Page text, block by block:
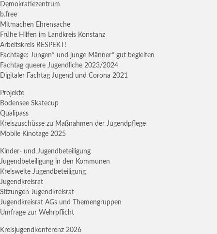
Demokratiezentrum
b.free
Mitmachen Ehrensache
Frühe Hilfen im Landkreis Konstanz
Arbeitskreis RESPEKT!
Fachtage: Jungen* und junge Männer* gut begleiten
Fachtag queere Jugendliche 2023/2024
Digitaler Fachtag Jugend und Corona 2021
Projekte
Bodensee Skatecup
Qualipass
Kreiszuschüsse zu Maßnahmen der Jugendpflege
Mobile Kinotage 2025
Kinder- und Jugendbeteiligung
Jugendbeteiligung in den Kommunen
Kreisweite Jugendbeteiligung
Jugendkreisrat
Sitzungen Jugendkreisrat
Jugendkreisrat AGs und Themengruppen
Umfrage zur Wehrpflicht
Kreisjugendkonferenz 2026